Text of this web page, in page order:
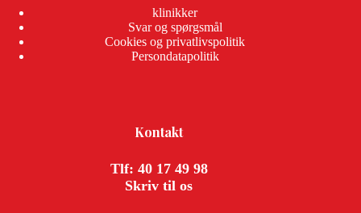
klinikker
Svar og spørgsmål
Cookies og privatlivspolitik
Persondatapolitik
Kontakt
Tlf: 40 17 49 98
Skriv til os